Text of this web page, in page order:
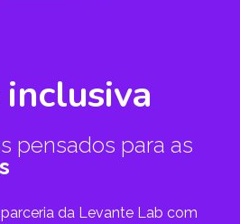
pensados para as
da Levante Lab com